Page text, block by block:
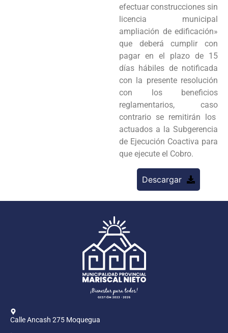
efectuar construcciones sin
licencia municipal
ampliación de edificación»
que deberá cumplir con
pagar en el plazo de 15
días hábiles de notificada
con la presente resolución
con los beneficios
reglamentarios, caso
contrario se remitirán los
actuados a la Subgerencia
de Ejecución Coactiva para
que ejecute el Cobro.
Descargar
Calle Ancash 275 Moquegua